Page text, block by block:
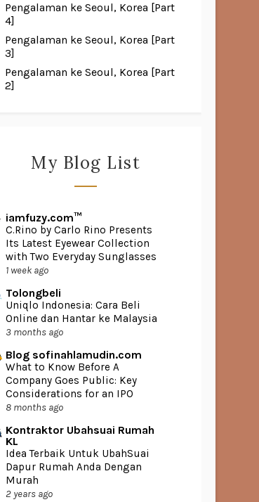
Pengalaman ke Seoul, Korea [Part
4]
Pengalaman ke Seoul, Korea [Part
3]
Pengalaman ke Seoul, Korea [Part
2]
My Blog List
iamfuzy.com™
C.Rino by Carlo Rino Presents
Its Latest Eyewear Collection
with Two Everyday Sunglasses
1 week ago
Tolongbeli
Uniqlo Indonesia: Cara Beli
Online dan Hantar ke Malaysia
3 months ago
Blog sofinahlamudin.com
What to Know Before A
Company Goes Public: Key
Considerations for an IPO
8 months ago
Kontraktor Ubahsuai Rumah
KL
Idea Terbaik Untuk UbahSuai
Dapur Rumah Anda Dengan
Murah
2 years ago